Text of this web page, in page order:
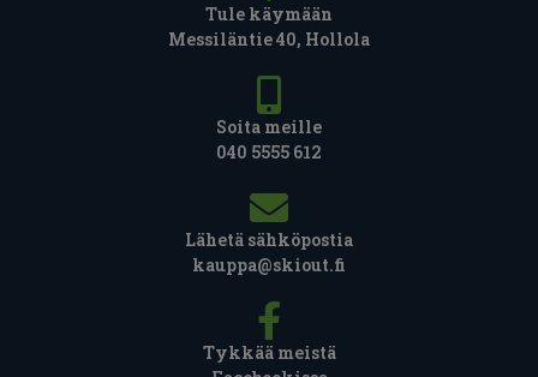
Tule käymään
Messiläntie 40, Hollola
Soita meille
040 5555 612
Lähetä sähköpostia
kauppa@skiout.fi
Tykkää meistä